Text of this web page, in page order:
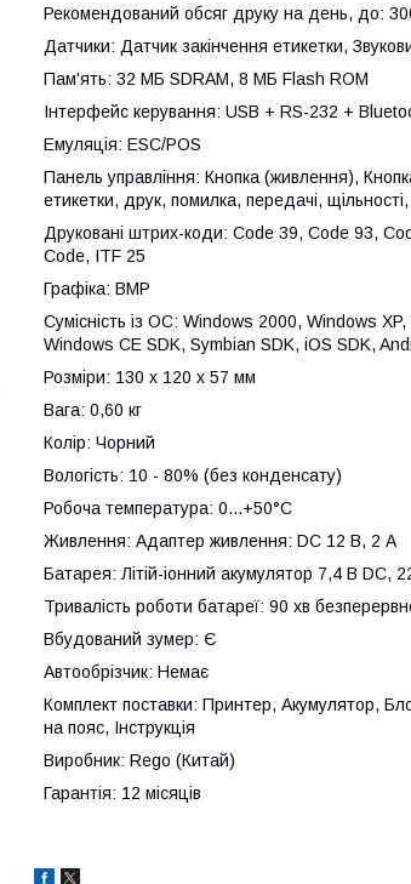
Рекомендований обсяг друку на день, до:
Датчики: Датчик закінчення етикетки,
Пам'ять: 32 МБ SDRAM, 8 МБ Flash ROM
Інтерфейс керування: USB + RS-232 +
Емуляція: ESC/POS
Панель управління: Кнопка (живлення),
етикетки, друк, помилка, передачі,
Друковані штрих-коди: Code 39, Code 93,
Code, ITF 25
Графіка: BMP
Сумісність із ОС: Windows 2000, Windows
Windows CE SDK, Symbian SDK, iOS SDK,
Розміри: 130 x 120 x 57 мм
Вага: 0,60 кг
Колір: Чорний
Вологість: 10 - 80% (без конденсату)
Робоча температура: 0...+50°C
Живлення: Адаптер живлення: DC 12 В, 2 А
Батарея: Літій-іонний акумулятор 7,4 В DC,
Тривалість роботи батареї: 90 хв
Вбудований зумер: Є
Автообрізчик: Немає
Комплект поставки: Принтер, Акумулятор,
на пояс, Інструкція
Виробник: Rego (Китай)
Гарантія: 12 місяців